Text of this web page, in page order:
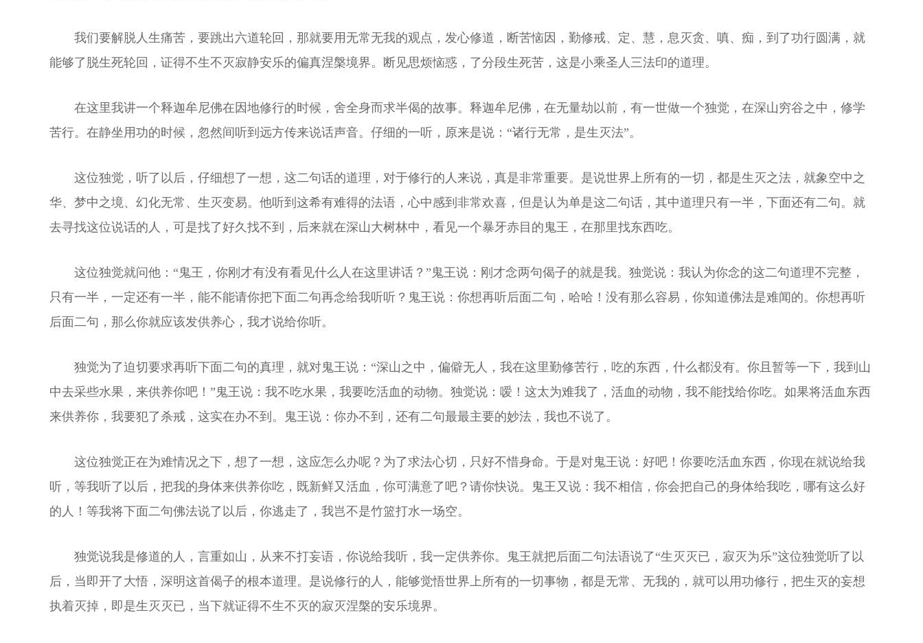
我们要解脱人生痛苦，要跳出六道轮回，那就要用无常无我的观点，发心修道，断苦恼因，勤修戒、定、慧，息灭贪、嗔、痴，到了功行圆满，就
能够了脱生死轮回，证得不生不灭寂静安乐的偏真涅槃境界。断见思烦恼惑，了分段生死苦，这是小乘圣人三法印的道理。
在这里我讲一个释迦牟尼佛在因地修行的时候，舍全身而求半偈的故事。释迦牟尼佛，在无量劫以前，有一世做一个独觉，在深山穷谷之中，修学
苦行。在静坐用功的时候，忽然间听到远方传来说话声音。仔细的一听，原来是说：“诸行无常，是生灭法”。
这位独觉，听了以后，仔细想了一想，这二句话的道理，对于修行的人来说，真是非常重要。是说世界上所有的一切，都是生灭之法，就象空中之
华、梦中之境、幻化无常、生灭变易。他听到这希有难得的法语，心中感到非常欢喜，但是认为单是这二句话，其中道理只有一半，下面还有二句。就
去寻找这位说话的人，可是找了好久找不到，后来就在深山大树林中，看见一个暴牙赤目的鬼王，在那里找东西吃。
这位独觉就问他：“鬼王，你刚才有没有看见什么人在这里讲话？”鬼王说：刚才念两句偈子的就是我。独觉说：我认为你念的这二句道理不完整，
只有一半，一定还有一半，能不能请你把下面二句再念给我听听？鬼王说：你想再听后面二句，哈哈！没有那么容易，你知道佛法是难闻的。你想再听
后面二句，那么你就应该发供养心，我才说给你听。
独觉为了迫切要求再听下面二句的真理，就对鬼王说：“深山之中，偏僻无人，我在这里勤修苦行，吃的东西，什么都没有。你且暂等一下，我到山
中去采些水果，来供养你吧！”鬼王说：我不吃水果，我要吃活血的动物。独觉说：嗳！这太为难我了，活血的动物，我不能找给你吃。如果将活血东西
来供养你，我要犯了杀戒，这实在办不到。鬼王说：你办不到，还有二句最最主要的妙法，我也不说了。
这位独觉正在为难情况之下，想了一想，这应怎么办呢？为了求法心切，只好不惜身命。于是对鬼王说：好吧！你要吃活血东西，你现在就说给我
听，等我听了以后，把我的身体来供养你吃，既新鲜又活血，你可满意了吧？请你快说。鬼王又说：我不相信，你会把自己的身体给我吃，哪有这么好
的人！等我将下面二句佛法说了以后，你逃走了，我岂不是竹篮打水一场空。
独觉说我是修道的人，言重如山，从来不打妄语，你说给我听，我一定供养你。鬼王就把后面二句法语说了“生灭灭已，寂灭为乐”这位独觉听了以
后，当即开了大悟，深明这首偈子的根本道理。是说修行的人，能够觉悟世界上所有的一切事物，都是无常、无我的，就可以用功修行，把生灭的妄想
执着灭掉，即是生灭灭已，当下就证得不生不灭的寂灭涅槃的安乐境界。